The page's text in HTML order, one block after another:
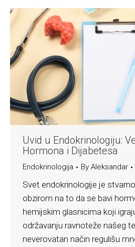
Uvid u Endokrinologiju:
Hormona i Dijabetesa
Endokrinologija By Aleksandar
Svet endokrinologije je
obzirom na to da se bavi
hemijskim glasnicima koji
održavanju ravnoteže našeg
neverovatan način regulišu